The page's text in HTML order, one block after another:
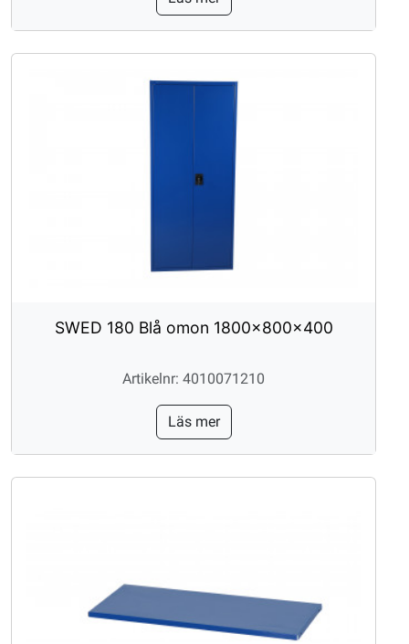
SWED 180 Blå omon 1800x800x400
Artikelnr: 4010071210
Läs mer